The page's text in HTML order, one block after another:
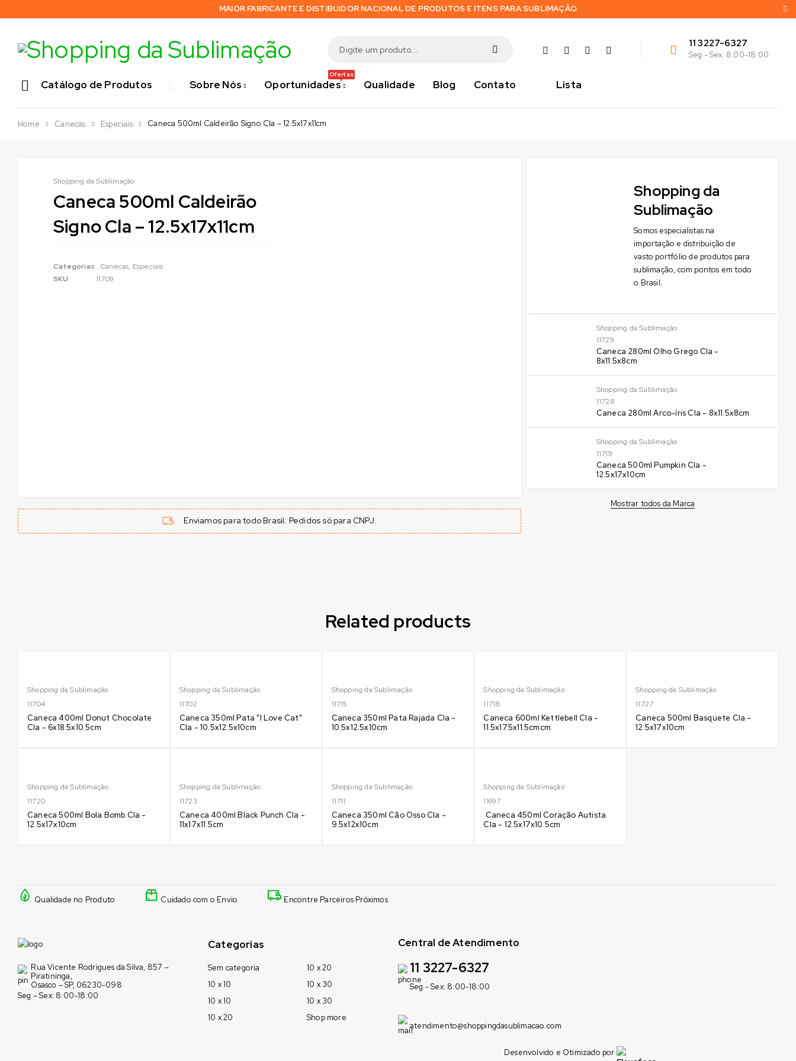
MAIOR FABRICANTE E DISTIBUIDOR NACIONAL DE PRODUTOS E ITENS PARA SUBLIMAÇÃO
11 3227-6327
Seg - Sex: 8:00-18:00
Catálogo de Produtos Sobre Nós Oportunidades
Ofertas
Qualidade Blog Contato Lista
Home Canecas Especiais Caneca 500ml Caldeirão Signo Cla – 12.5x17x11cm
Shopping da
Sublimação
Somos especialistas na
importação e distribuição de
vasto portfólio de produtos para
sublimação, com pontos em todo
o Brasil.
Shopping da Sublimação
11729
Caneca 280ml Olho Grego Cla -
8x11.5x8cm
Shopping da Sublimação
11728
Caneca 280ml Arco-íris Cla - 8x11.5x8cm
Shopping da Sublimação
11719
Caneca 500ml Pumpkin Cla -
12.5x17x10cm
Mostrar todos da Marca
Shopping da Sublimação
Caneca 500ml Caldeirão
Signo Cla – 12.5x17x11cm
Categorias Canecas, Especiais
SKU
11709
Enviamos para todo Brasil. Pedidos só para CNPJ.
Related products
Shopping da Sublimação
11704
Caneca 400ml Donut Chocolate
Cla - 6x18.5x10.5cm
Shopping da Sublimação
11702
Caneca 350ml Pata "I Love Cat"
Cla - 10.5x12.5x10cm
Shopping da Sublimação
11715
Caneca 350ml Pata Rajada Cla -
10.5x12.5x10cm
Shopping da Sublimação
11718
Caneca 600ml Kettlebell Cla -
11.5x17.5x11.5cmcm
Shopping da Sublimação
11727
Caneca 500ml Basquete Cla -
12.5x17x10cm
Shopping da Sublimação
11720
Caneca 500ml Bola Bomb Cla -
12.5x17x10cm
Shopping da Sublimação
11723
Caneca 400ml Black Punch Cla -
11x17x11.5cm
Shopping da Sublimação
11711
Caneca 350ml Cão Osso Cla -
9.5x12x10cm
Shopping da Sublimação
11697
Caneca 450ml Coração Autista
Cla - 12.5x17x10.5cm
Qualidade no Produto Cuidado com o Envio Encontre Parceiros Próximos
Rua Vicente Rodrigues da Silva, 857 –
Piratininga,
Osasco – SP, 06230-098
Seg – Sex: 8:00-18:00
Categorias
Sem categoria
10 x 10
10 x 10
10 x 20
10 x 20
10 x 30
10 x 30
Shop more
Central de Atendimento
11 3227-6327
Seg - Sex: 8:00-18:00
atendimento@shoppingdasublimacao.com
Desenvolvido e Otimizado por